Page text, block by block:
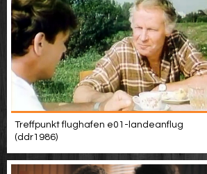
Treffpunkt flughafen e01-landeanflug
(ddr1986)